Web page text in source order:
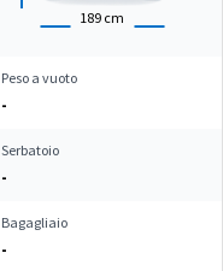
189 cm
Peso a vuoto
-
Serbatoio
-
Bagagliaio
-